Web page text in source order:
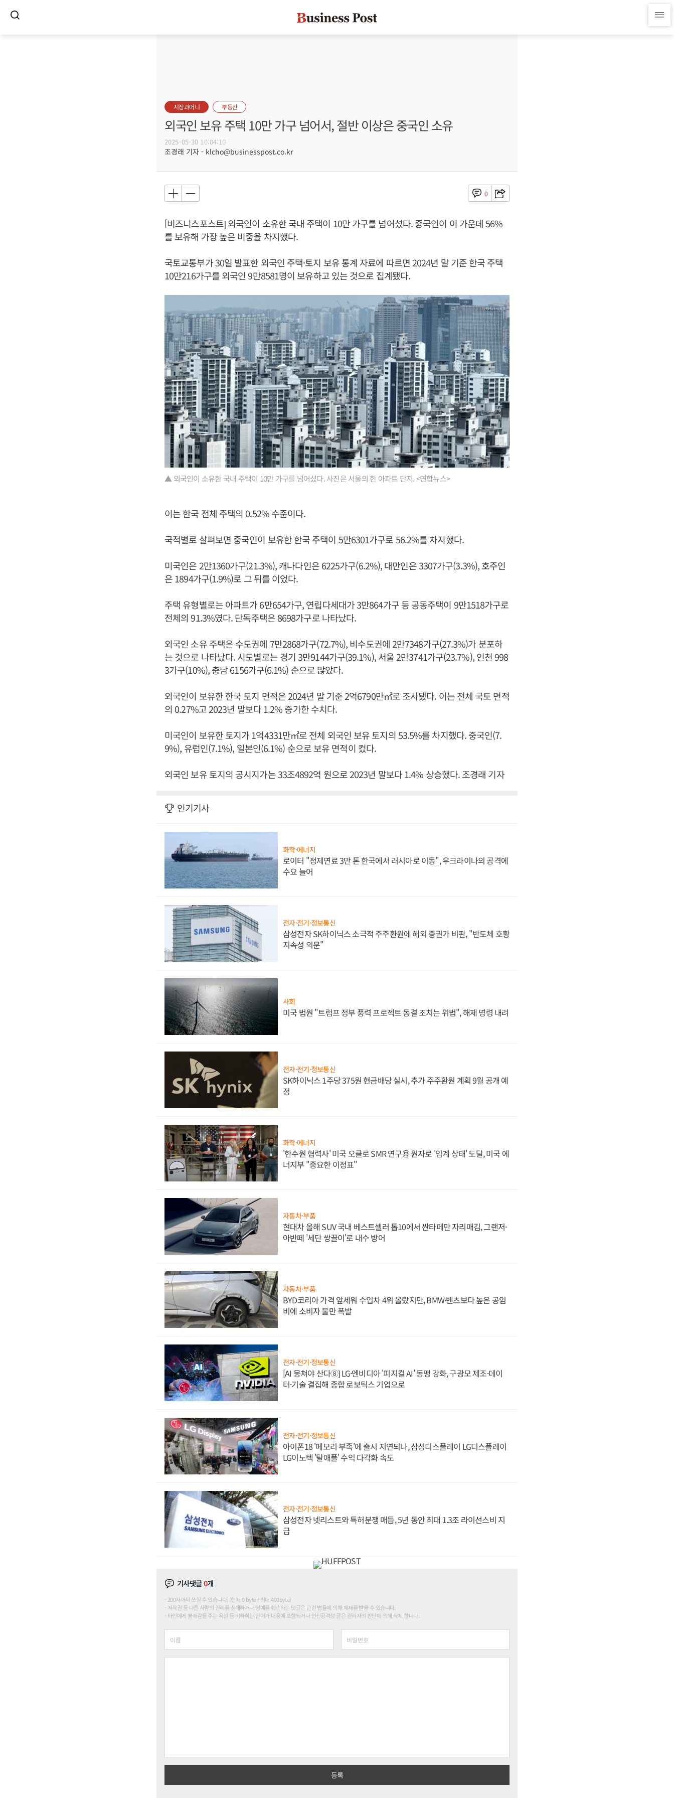
시장과머니 부동산
외국인 보유 주택 10만 가구 넘어서, 절반 이상은 중국인 소유
2025-05-30 10:04:10
조경래 기자 - klcho@businesspost.co.kr
0
[비즈니스포스트] 외국인이 소유한 국내 주택이 10만 가구를 넘어섰다. 중국인이 이 가운데 56%
를 보유해 가장 높은 비중을 차지했다.
국토교통부가 30일 발표한 외국인 주택·토지 보유 통계 자료에 따르면 2024년 말 기준 한국 주택
10만216가구를 외국인 9만8581명이 보유하고 있는 것으로 집계됐다.
▲ 외국인이 소유한 국내 주택이 10만 가구를 넘어섰다. 사진은 서울의 한 아파트 단지. <연합뉴스>
이는 한국 전체 주택의 0.52% 수준이다.
국적별로 살펴보면 중국인이 보유한 한국 주택이 5만6301가구로 56.2%를 차지했다.
미국인은 2만1360가구(21.3%), 캐나다인은 6225가구(6.2%), 대만인은 3307가구(3.3%), 호주인
은 1894가구(1.9%)로 그 뒤를 이었다.
주택 유형별로는 아파트가 6만654가구, 연립다세대가 3만864가구 등 공동주택이 9만1518가구로
전체의 91.3%였다. 단독주택은 8698가구로 나타났다.
외국인 소유 주택은 수도권에 7만2868가구(72.7%), 비수도권에 2만7348가구(27.3%)가 분포하
는 것으로 나타났다. 시도별로는 경기 3만9144가구(39.1%), 서울 2만3741가구(23.7%), 인천 998
3가구(10%), 충남 6156가구(6.1%) 순으로 많았다.
외국인이 보유한 한국 토지 면적은 2024년 말 기준 2억6790만㎡로 조사됐다. 이는 전체 국토 면적
의 0.27%고 2023년 말보다 1.2% 증가한 수치다.
미국인이 보유한 토지가 1억4331만㎡로 전체 외국인 보유 토지의 53.5%를 차지했다. 중국인(7.
9%), 유럽인(7.1%), 일본인(6.1%) 순으로 보유 면적이 컸다.
외국인 보유 토지의 공시지가는 33조4892억 원으로 2023년 말보다 1.4% 상승했다. 조경래 기자
인기기사
화학·에너지
로이터 "정제연료 3만 톤 한국에서 러시아로 이동", 우크라이나의 공격에
수요 늘어
전자·전기·정보통신
삼성전자 SK하이닉스 소극적 주주환원에 해외 증권가 비판, "반도체 호황
지속성 의문"
사회
미국 법원 "트럼프 정부 풍력 프로젝트 동결 조치는 위법", 해제 명령 내려
전자·전기·정보통신
SK하이닉스 1주당 375원 현금배당 실시, 추가 주주환원 계획 9월 공개 예
정
화학·에너지
'한수원 협력사' 미국 오클로 SMR 연구용 원자로 '임계 상태' 도달, 미국 에
너지부 "중요한 이정표"
자동차·부품
현대차 올해 SUV 국내 베스트셀러 톱10에서 싼타페만 자리매김, 그랜저·
아반떼 '세단 쌍끌이'로 내수 방어
자동차·부품
BYD코리아 가격 앞세워 수입차 4위 올랐지만, BMW·벤츠보다 높은 공임
비에 소비자 불만 폭발
전자·전기·정보통신
[AI 뭉쳐야 산다⑧] LG·엔비디아 '피지컬 AI' 동맹 강화, 구광모 제조·데이
터·기술 결집해 종합 로보틱스 기업으로
전자·전기·정보통신
아이폰18 '메모리 부족'에 출시 지연되나, 삼성디스플레이 LG디스플레이
LG이노텍 '탈애플' 수익 다각화 속도
전자·전기·정보통신
삼성전자 넷리스트와 특허분쟁 매듭, 5년 동안 최대 1.3조 라이선스비 지
급
기사댓글0개
200자까지 쓰실 수 있습니다. (현재 0 byte / 최대 400byte)
저작권 등 다른 사람의 권리를 침해하거나 명예를 훼손하는 댓글은 관련 법률에 의해 제재를 받을 수 있습니다.
타인에게 불쾌감을 주는 욕설 등 비하하는 단어가 내용에 포함되거나 인신공격성 글은 관리자의 판단에 의해 삭제 합니다.